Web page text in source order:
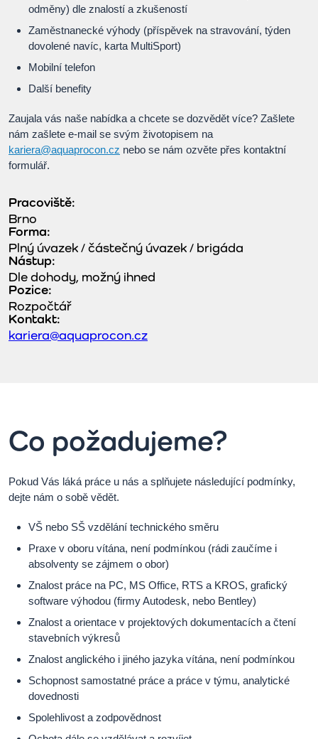
odměny) dle znalostí a zkušeností
Zaměstnanecké výhody (příspěvek na stravování, týden
dovolené navíc, karta MultiSport)
Mobilní telefon
Další benefity
Zaujala vás naše nabídka a chcete se dozvědět více? Zašlete
nám zašlete e-mail se svým životopisem na
kariera@aquaprocon.cz nebo se nám ozvěte přes kontaktní
formulář.
Pracoviště:
Brno
Forma:
Plný úvazek / částečný úvazek / brigáda
Nástup:
Dle dohody, možný ihned
Pozice:
Rozpočtář
Kontakt:
kariera@aquaprocon.cz
Co požadujeme?
Pokud Vás láká práce u nás a splňujete následující podmínky,
dejte nám o sobě vědět.
VŠ nebo SŠ vzdělání technického směru
Praxe v oboru vítána, není podmínkou (rádi zaučíme i
absolventy se zájmem o obor)
Znalost práce na PC, MS Office, RTS a KROS, grafický
software výhodou (firmy Autodesk, nebo Bentley)
Znalost a orientace v projektových dokumentacích a čtení
stavebních výkresů
Znalost anglického i jiného jazyka vítána, není podmínkou
Schopnost samostatné práce a práce v týmu, analytické
dovednosti
Spolehlivost a zodpovědnost